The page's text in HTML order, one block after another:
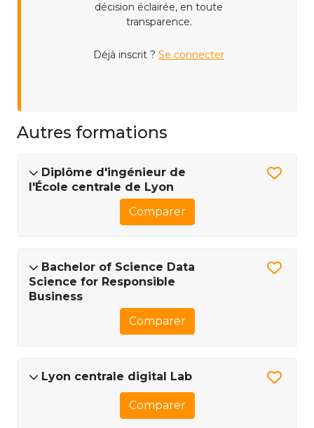
décision éclairée, en toute
transparence.
Déjà inscrit ? Se connecter
Autres formations
Diplôme d'ingénieur de
l'École centrale de Lyon
Comparer
Bachelor of Science Data
Science for Responsible
Business
Comparer
Lyon centrale digital Lab
Comparer